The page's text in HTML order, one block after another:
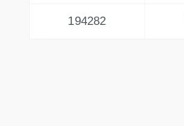
194282